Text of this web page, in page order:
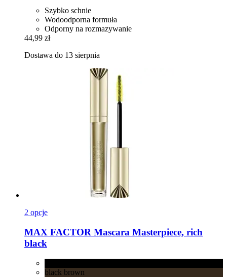
Szybko schnie
Wodoodporna formuła
Odporny na rozmazywanie
44,99 zł
Dostawa do 13 sierpnia
2 opcje
MAX FACTOR Mascara Masterpiece, rich
black
black brown